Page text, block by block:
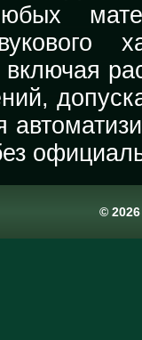
включая
©